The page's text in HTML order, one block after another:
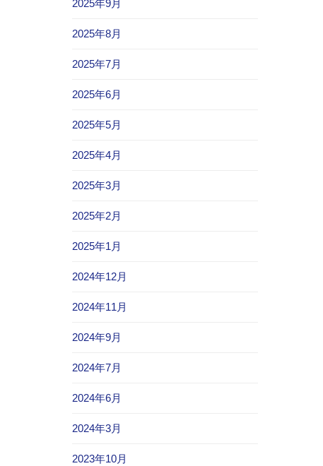
2025年9月
2025年8月
2025年7月
2025年6月
2025年5月
2025年4月
2025年3月
2025年2月
2025年1月
2024年12月
2024年11月
2024年9月
2024年7月
2024年6月
2024年3月
2023年10月